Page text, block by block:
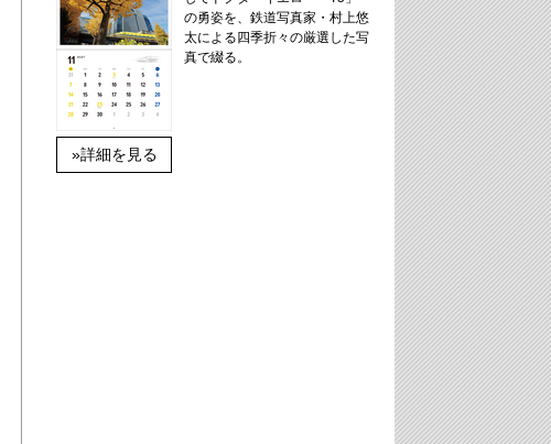
»詳細を見る
の勇姿を、鉄道写真家・村上悠
太による四季折々の厳選した写
真で綴る。